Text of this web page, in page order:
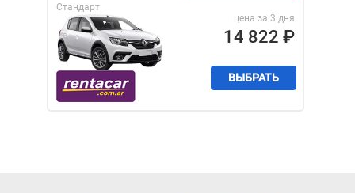
Стандарт
цена за 3 дня
14 822 ₽
ВЫБРАТЬ